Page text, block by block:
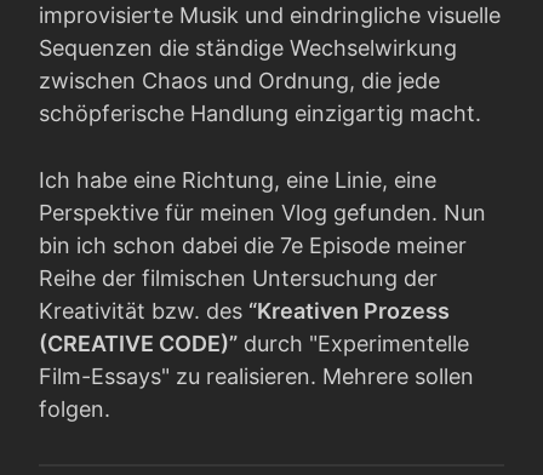
improvisierte Musik und eindringliche visuelle
Sequenzen die ständige Wechselwirkung
zwischen Chaos und Ordnung, die jede
schöpferische Handlung einzigartig macht.
Ich habe eine Richtung, eine Linie, eine
Perspektive für meinen Vlog gefunden. Nun
bin ich schon dabei die 7e Episode meiner
Reihe der filmischen Untersuchung der
Kreativität bzw. des “Kreativen Prozess
(CREATIVE CODE)” durch "Experimentelle
Film-Essays" zu realisieren. Mehrere sollen
folgen.